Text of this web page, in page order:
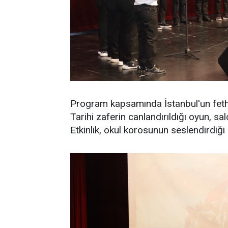
Program kapsamında İstanbul'un
Tarihi zaferin canlandırıldığı oyun,
Etkinlik, okul korosunun